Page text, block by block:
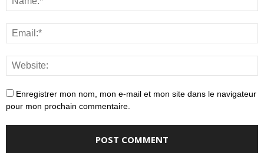
Enregistrer mon nom, mon e-mail et mon site dans le navigateur
pour mon prochain commentaire.